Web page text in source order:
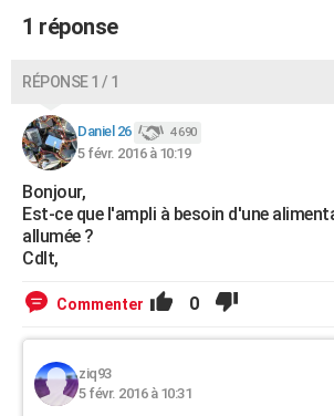
Carte de Noël
Carte Bonne année
Carte Saint-Valentin
Carte Pâques
Carte d'anniversaire
DICTIONNAIRE
Dictionnaire
Biographies
Citations
Expressions
Proverbes
PROGRAMME TV
COPAINS D'AVANT
S'inscrire
Se connecter
Lycées
Collèges
Primaires
Universités
Entreprises
Service militaire
Avis de recherche
FORUM
Bricolage
Lifestyle
Culture
Sport
Auto
Television
Voyage
Cinema
1 réponse
RÉPONSE 1 / 1
Daniel 26 4 690
5 févr. 2016 à 10:19
Bonjour,
Est-ce que l'ampli à besoin d'une
allumée ?
Cdlt,
Commenter 0
ziq93
5 févr. 2016 à 10:31